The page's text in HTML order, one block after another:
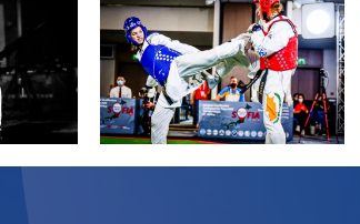
Rivista
Olympic
Dream